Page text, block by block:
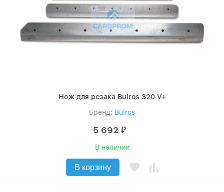
Нож для резака Bulros 320 V+
Бренд: Bulros
5 692 ₽
В наличии
В корзину